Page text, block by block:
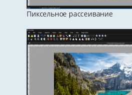
Пиксельное рассеивание